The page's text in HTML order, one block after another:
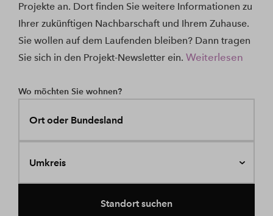
Projekte an. Dort finden Sie weitere Informationen zu
Ihrer zukünftigen Nachbarschaft und Ihrem Zuhause.
Sie wollen auf dem Laufenden bleiben? Dann tragen
Sie sich in den Projekt-Newsletter ein. Weiterlesen
Wo möchten Sie wohnen?
Ort oder Bundesland
Umkreis
Standort suchen